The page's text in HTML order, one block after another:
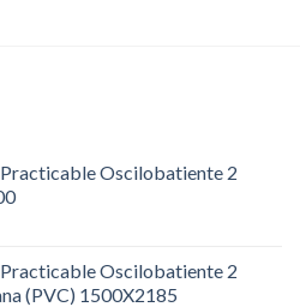
Oscilobatiente 2
Oscilobatiente 2
(PVC) 1500X2185